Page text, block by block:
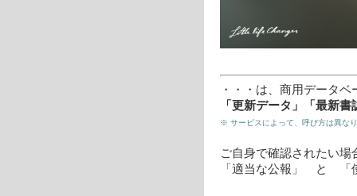
・・・は、商用データベ
「更新データ」「最新書
※ サービスによって、呼び方は異な
ご自身で確認されたい場
「適当な公報」 と 「